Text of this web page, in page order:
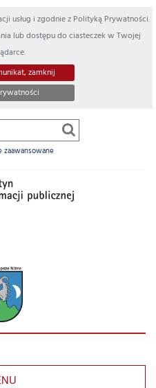
usług i zgodnie z Polityką Prywatności.
lub dostępu do ciasteczek w Twojej
zamknij
zaawansowane